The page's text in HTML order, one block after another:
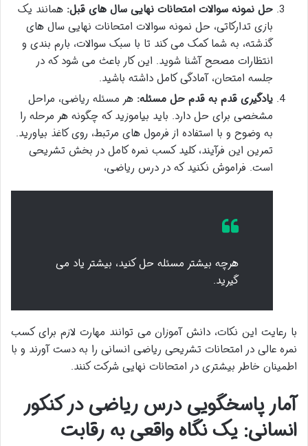
حل نمونه سوالات امتحانات نهایی سال های قبل: همانند یک
بازی تدارکاتی، حل نمونه سوالات امتحانات نهایی سال های
گذشته، به شما کمک می کند تا با سبک سوالات، بارم بندی و
انتظارات مصحح آشنا شوید. این کار باعث می شود که در
جلسه امتحان، آمادگی کامل داشته باشید.
یادگیری قدم به قدم حل مسئله: هر مسئله ریاضی، مراحل
مشخصی برای حل دارد. باید بیاموزید که چگونه هر مرحله را
به وضوح و با استفاده از فرمول های مرتبط، روی کاغذ بیاورید.
تمرین این فرآیند، کلید کسب نمره کامل در بخش تشریحی
است. فراموش نکنید که در درس ریاضی،
هرچه بیشتر مسئله حل کنید، بیشتر یاد می
گیرید.
با رعایت این نکات، دانش آموزان می توانند مهارت لازم برای کسب
نمره عالی در امتحانات تشریحی ریاضی انسانی را به دست آورند و با
اطمینان خاطر بیشتری در امتحانات نهایی شرکت کنند.
آمار پاسخگویی درس ریاضی در کنکور
انسانی: یک نگاه واقعی به رقابت